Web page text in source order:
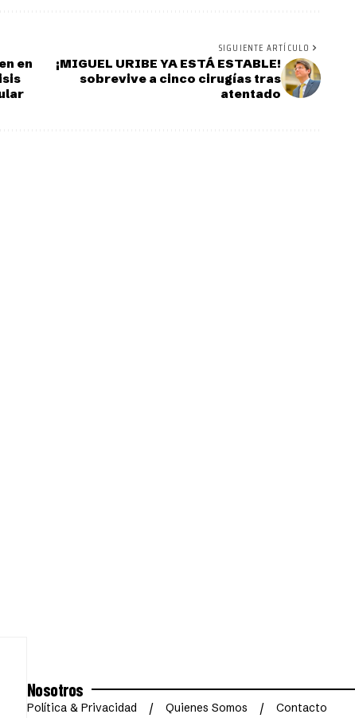
en
SIGUIENTE ARTÍCULO
¡MIGUEL URIBE YA ESTÁ ESTABLE!
sobrevive a cinco cirugías tras
atentado
Nosotros
Política & Privacidad Quienes Somos Contacto